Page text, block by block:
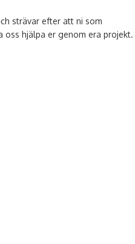
strävar efter att ni som
hjälpa er genom era projekt.